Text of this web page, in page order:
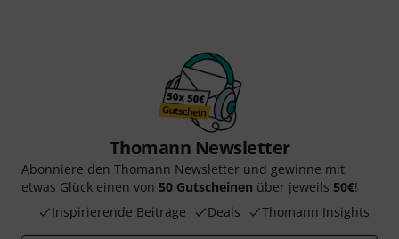
Thomann Newsletter
Abonniere den Thomann Newsletter und gewinne mit
etwas Glück einen von 50 Gutscheinen über jeweils 50€!
Inspirierende Beiträge
Deals Thomann Insights